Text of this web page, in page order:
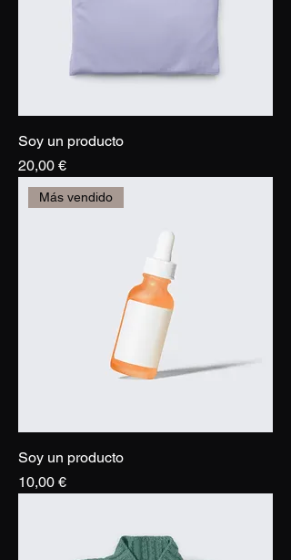
Soy un producto
Precio
20,00 €
Más vendido
Soy un producto
Precio
10,00 €